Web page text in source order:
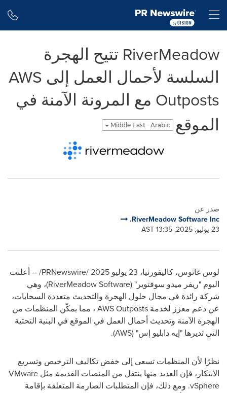
RiverMeadow تتيح الهجرة
السلسة لأحمال العمل إلى AWS
Outposts مع المرونة الآمنة في
الموقع
Middle East - Arabic
صدر عن
RiverMeadow Software Inc.
23 يوليو, 2025, 13:35 AST
لوس غاتوس، كاليفورنيا، 23 يوليو 2025 / PRNewswire/ -- أعلنت
اليوم "ريفر ميدو سوفتوير" (RiverMeadow Software)، وهي
شركة رائدة في مجال حلول الهجرة والتحديث متعددة السحابات،
عن دعم معزز لخدمة AWS Outposts ، مما يمكّن المنظمات من
الهجرة الآمنة وتحديث أحمال العمل في الموقع في البنية التحتية
التي تديرها "إيه دابليو إس" (AWS
).
نظرًا لأن المنظمات تسعى إلى خفض تكاليف الترخيص وتسريع
الابتكار، فإن العديد منها ينتقل من المنصات القديمة مثل VMware
vSphere. ومع ذلك، فإن المتطلبات الصارمة المتعلقة بإقامة